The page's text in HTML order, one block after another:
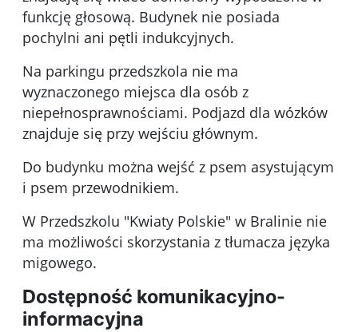
funkcję głosową. Budynek nie posiada
pochylni ani pętli indukcyjnych.
Na parkingu przedszkola nie ma
wyznaczonego miejsca dla osób z
niepełnosprawnościami. Podjazd dla wózków
znajduje się przy wejściu głównym.
Do budynku można wejść z psem asystującym
i psem przewodnikiem.
W Przedszkolu "Kwiaty Polskie" w Bralinie nie
ma możliwości skorzystania z tłumacza języka
migowego.
Dostępność komunikacyjno-
informacyjna